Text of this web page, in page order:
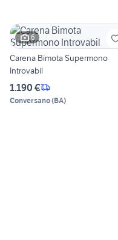
6
Carena Bimota Supermono
Introvabil
1.190 €
Conversano(BA)